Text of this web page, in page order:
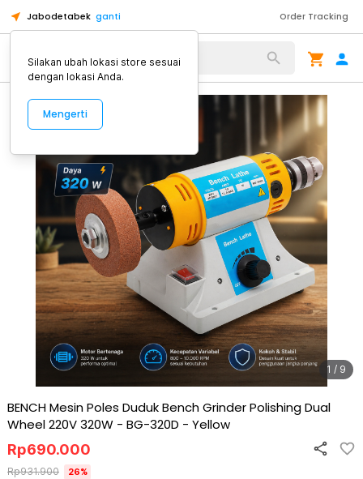
Jabodetabek ganti Order Tracking
Alat Kopi
1 / 9
BENCH Mesin Poles Duduk Bench Grinder Polishing Dual
Wheel 220V 320W - BG-320D - Yellow
Rp690.000
Rp931.900 26%
Silakan ubah lokasi store sesuai
dengan lokasi Anda.
Mengerti